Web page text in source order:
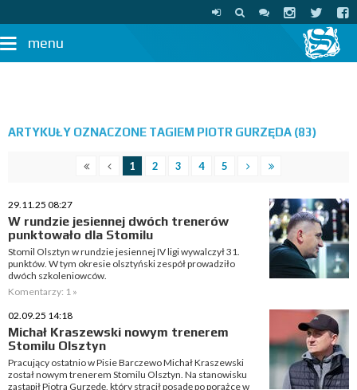
menu
ARTYKUŁY OZNACZONE TAGIEM PIOTR GURZĘDA (83)
1 2 3 4 5
29.11.25 08:27
W rundzie jesiennej dwóch trenerów
punktowało dla Stomilu
Stomil Olsztyn w rundzie jesiennej IV ligi wywalczył 31.
punktów. W tym okresie olsztyński zespół prowadziło
dwóch szkoleniowców.
Komentarzy: 1 »
02.09.25 14:18
Michał Kraszewski nowym trenerem
Stomilu Olsztyn
Pracujący ostatnio w Pisie Barczewo Michał Kraszewski
został nowym trenerem Stomilu Olsztyn. Na stanowisku
zastąpił Piotra Gurzędę, który stracił posadę po porażce w